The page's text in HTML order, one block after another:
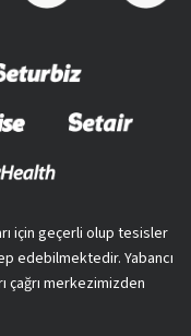
için geçerli olup tesisler
edebilmektedir. Yabancı
çağrı merkezimizden